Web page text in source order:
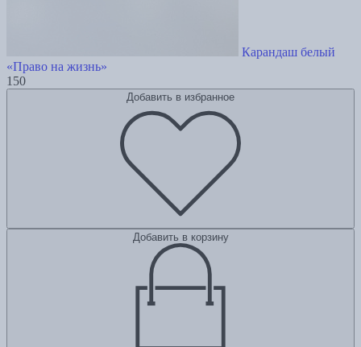
Карандаш белый
«Право на жизнь»
150
Добавить в избранное
Добавить в корзину